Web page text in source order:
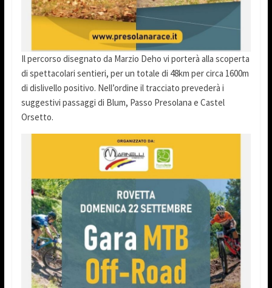
Il percorso disegnato da Marzio Deho vi porterà alla scoperta
di spettacolari sentieri, per un totale di 48km per circa 1600m
di dislivello positivo. Nell’ordine il tracciato prevederà i
suggestivi passaggi di Blum, Passo Presolana e Castel
Orsetto.